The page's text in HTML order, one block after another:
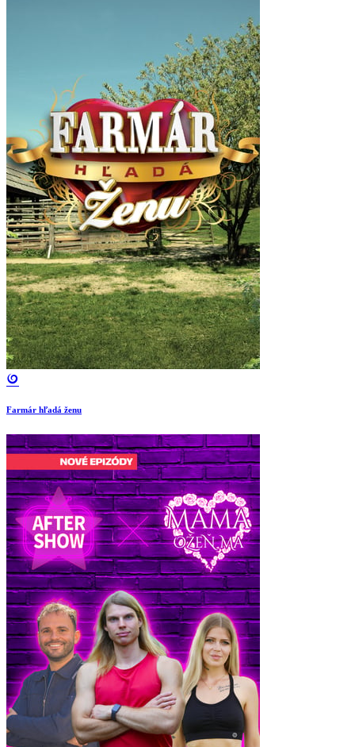
Farmár hľadá ženu